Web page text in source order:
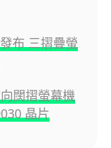
布 三摺疊螢
闊摺螢幕機
晶片